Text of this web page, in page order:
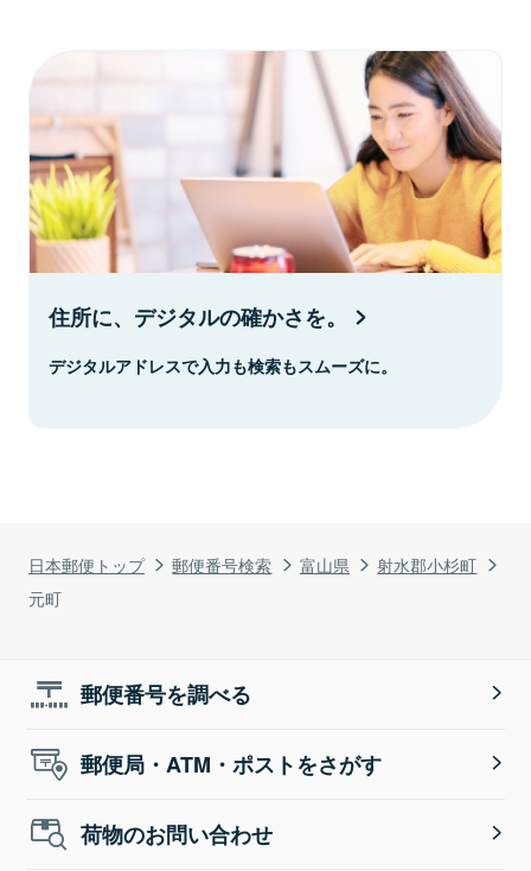
日本郵便トップ 郵便番号検索 富山県
射水郡小杉町
元町
住所に、デジタルの確かさを。
デジタルアドレスで入力も検索もスムーズに。
郵便番号を調べる
郵便局・ATM・ポストをさがす
荷物のお問い合わせ